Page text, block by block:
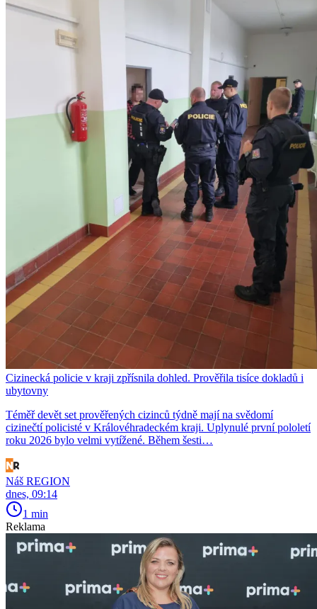
Cizinecká policie v kraji zpřísnila dohled. Prověřila tisíce dokladů i
ubytovny
Téměř devět set prověřených cizinců týdně mají na svědomí
cizinečtí policisté v Královéhradeckém kraji. Uplynulé první pololetí
roku 2026 bylo velmi vytížené. Během šesti…
Náš REGION
dnes, 09:14
1 min
Reklama